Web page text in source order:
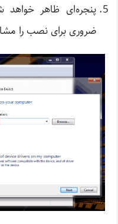
پنجره‌ای ظاهر خواهد
ضروری برای نصب را